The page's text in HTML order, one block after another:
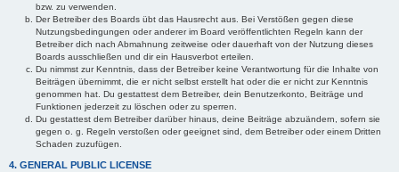
bzw. zu verwenden.
Der Betreiber des Boards übt das Hausrecht aus. Bei Verstößen gegen diese
Nutzungsbedingungen oder anderer im Board veröffentlichten Regeln kann der
Betreiber dich nach Abmahnung zeitweise oder dauerhaft von der Nutzung dieses
Boards ausschließen und dir ein Hausverbot erteilen.
Du nimmst zur Kenntnis, dass der Betreiber keine Verantwortung für die Inhalte von
Beiträgen übernimmt, die er nicht selbst erstellt hat oder die er nicht zur Kenntnis
genommen hat. Du gestattest dem Betreiber, dein Benutzerkonto, Beiträge und
Funktionen jederzeit zu löschen oder zu sperren.
Du gestattest dem Betreiber darüber hinaus, deine Beiträge abzuändern, sofern sie
gegen o. g. Regeln verstoßen oder geeignet sind, dem Betreiber oder einem Dritten
Schaden zuzufügen.
4. GENERAL PUBLIC LICENSE